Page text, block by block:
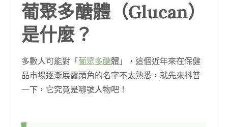
葡聚多醣體（Glucan）
是什麼？
多數人可能對「葡聚多醣體」，這個近年來在保健
品市場逐漸展露頭角的名字不太熟悉，就先來科普
一下，它究竟是哪號人物吧！